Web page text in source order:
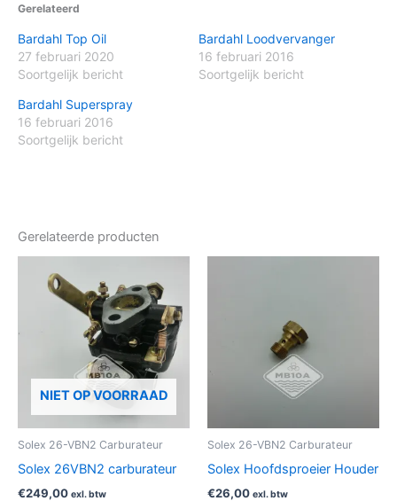
Gerelateerd
Bardahl Top Oil
27 februari 2020
Soortgelijk bericht
Bardahl Loodvervanger
16 februari 2016
Soortgelijk bericht
Bardahl Superspray
16 februari 2016
Soortgelijk bericht
Gerelateerde producten
NIET OP VOORRAAD
Solex 26-VBN2 Carburateur
Solex 26VBN2 carburateur
€249,00 exl. btw
Solex 26-VBN2 Carburateur
Solex Hoofdsproeier Houder
€26,00 exl. btw